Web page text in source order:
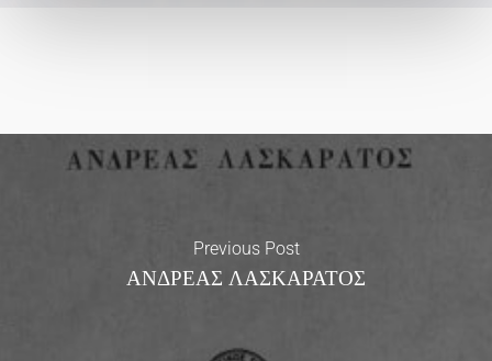
Previous Post
ΑΝΔΡΕΑΣ ΛΑΣΚΑΡΑΤΟΣ